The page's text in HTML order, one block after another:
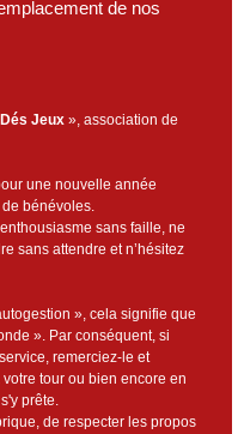
de nos
Jeux », association de
une nouvelle année
bénévoles.
sans faille, ne
sans attendre et n’hésitez
», cela signifie que
». Par conséquent, si
remerciez-le et
tour ou bien encore en
prête.
de respecter les propos